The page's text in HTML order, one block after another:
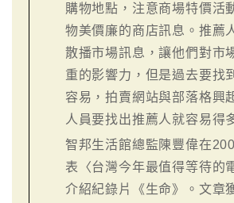
購物地點，注意商場特價活
物美價廉的商店訊息。推薦
散播市場訊息，讓他們對市
重的影響力，但是過去要找
容易，拍賣網站與部落格興
人員要找出推薦人就容易得
智邦生活館總監陳豐偉在
表〈台灣今年最值得等待的
介紹紀錄片《生命》。文章